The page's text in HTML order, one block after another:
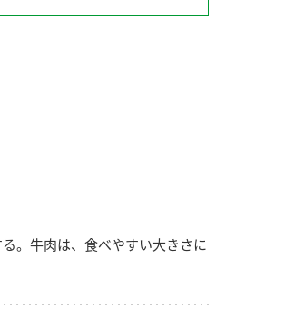
る。牛肉は、食べやすい大きさに